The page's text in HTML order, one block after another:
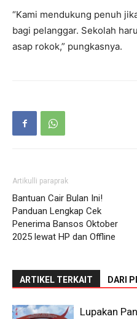
“Kami mendukung penuh
bagi pelanggar. Sekolah
asap rokok,” pungkasnya.
Artikulli paraprak
Bantuan Cair Bulan Ini!
Panduan Lengkap Cek
Penerima Bansos Oktober
2025 lewat HP dan Offline
ARTIKEL TERKAIT DARI
Lupakan